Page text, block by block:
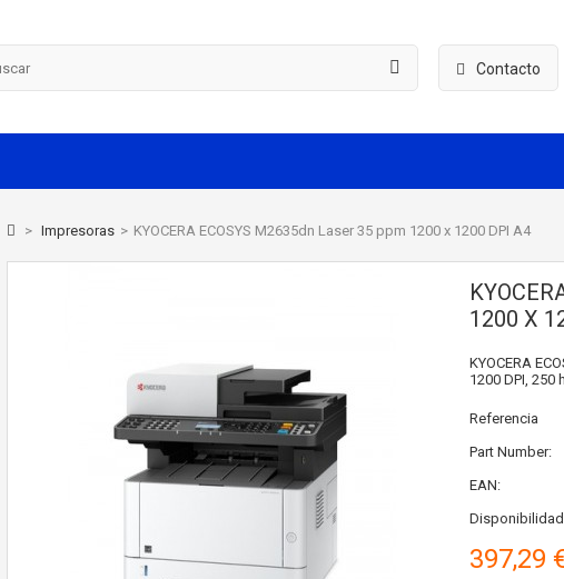
Contacto
> Impresoras > KYOCERA ECOSYS M2635dn Laser 35 ppm 1200 x 1200 DPI A4
1200 X
KYOCERA
1200 DPI, 250
Referencia
Part Number:
EAN:
397,29